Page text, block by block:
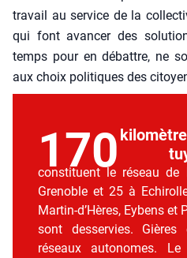
tra­vail au ser­vice de la
qui font avan­cer des
temps pour en débattre, ne
aux choix poli­tiques des
170
consti­tuent le réseau de
Gre­noble et 25 à
Martin‑d’Hères, Eybens
sont des­ser­vies.
réseaux auto­nomes.